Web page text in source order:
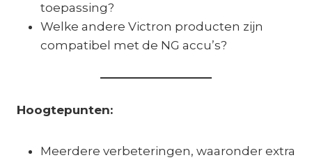
toepassing?
Welke andere Victron producten zijn
compatibel met de NG accu’s?
Hoogtepunten:
Meerdere verbeteringen, waaronder extra